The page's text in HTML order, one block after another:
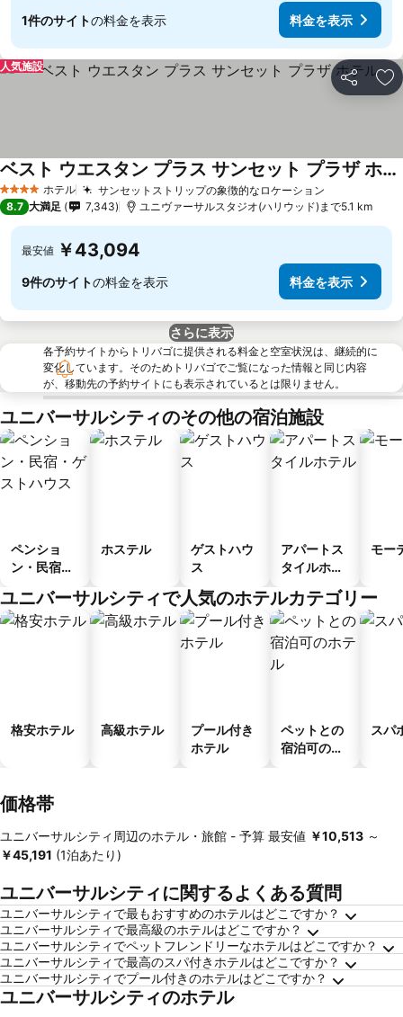
1件のサイトの料金を表示 料金を表示
シェア お
人気施設
4 ホテルのランク
ホテル サンセットストリップの象徴的なロケーション
ベスト ウエスタン プラス サンセット プラザ ホテル
8.7 大満足 7,343 ユニヴァーサルスタジオ(ハリウッド)まで5.1 km
最安値 ￥43,094
9件のサイトの料金を表示 料金を表示
さらに表示
各予約サイトからトリバゴに提供される料金と空室状況は、継続的に
変化しています。そのためトリバゴでご覧になった情報と同じ内容
が、移動先の予約サイトにも表示されているとは限りません。
ユニバーサルシティのその他の宿泊施設
ペンショ
ン・民宿・
ス
ホステル
ゲストハウ
ス
アパートス
タイルホテ
モー
ユニバーサルシティで人気のホテルカテゴリー
格安ホテル 高級ホテル
プール付き
ホテル
ペットとの
宿泊可のホ
スパ
価格帯
ユニバーサルシティ周辺のホテル・旅館 - 予算 最安値 ‎￥10,513 ～
‎￥45,191 (1泊あたり)
ユニバーサルシティに関するよくある質問
ユニバーサルシティで最もおすすめのホテルはどこですか？
ユニバーサルシティで最高級のホテルはどこですか？
ユニバーサルシティでペットフレンドリーなホテルはどこですか？
ユニバーサルシティで最高のスパ付きホテルはどこですか？
ユニバーサルシティでプール付きのホテルはどこですか？
ユニバーサルシティのホテル